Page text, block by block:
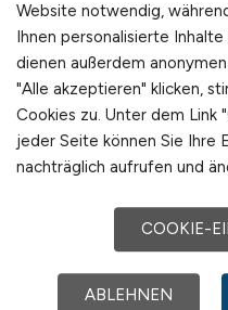
elektrische
vor 2 Tagen
Website notwendig,
Ihnen personalisierte
dienen außerdem
"Alle akzeptieren" klicken,
Cookies zu. Unter dem Link
jeder Seite können Sie Ihre
nachträglich aufrufen und
COOKIE-
ABLEHNEN